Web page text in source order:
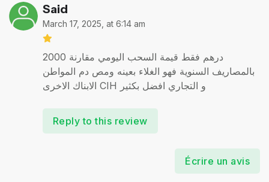
Said
March 17, 2025, at 6:14 am
2000 درهم فقط قيمة السحب اليومي مقارنة
بالمصاريف السنوية فهو الغلاء بعينه ومص دم المواطن
الابناك الاخرى CIH و التجاري افضل بكثير
Reply to this review
Écrire un avis